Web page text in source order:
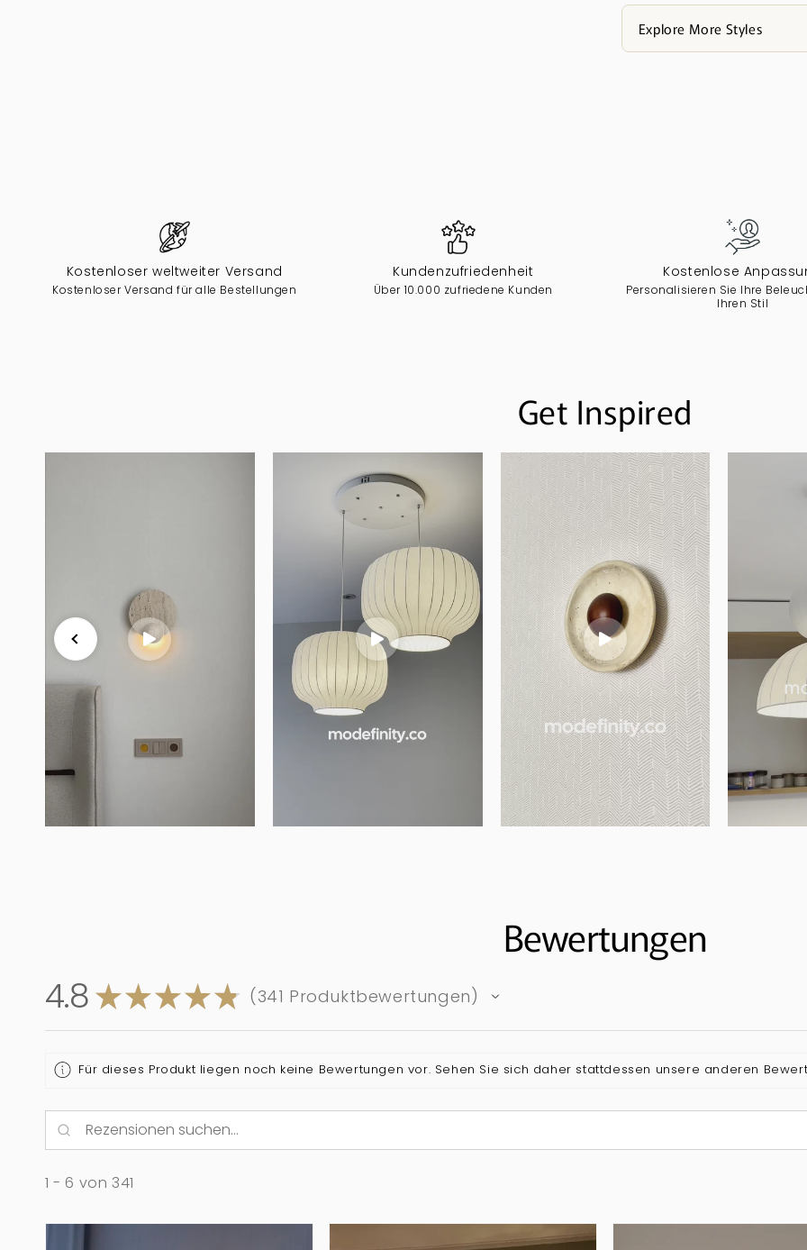
Explore More Styles
Kostenloser weltweiter Versand
Kostenloser Versand für alle Bestellungen
Kundenzufriedenheit
Über 10.000 zufriedene Kunden
Kostenlose
Personalisieren Sie Ihre
Ihren Stil
Get Inspired
Bewertungen
4.8 ★★★★★ 341 Produktbewertungen
341
Für dieses Produkt liegen noch keine Bewertungen vor. Sehen Sie sich daher stattdessen unsere anderen
1 - 6 von 341